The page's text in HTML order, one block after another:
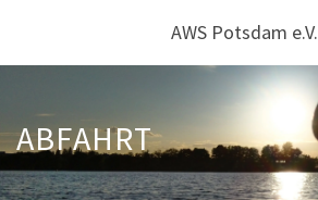
AWS Potsdam e.V.
ABFAHRT